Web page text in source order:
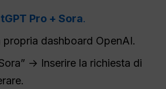
Pro + Sora.
propria dashboard OpenAI.
→ Inserire la richiesta di